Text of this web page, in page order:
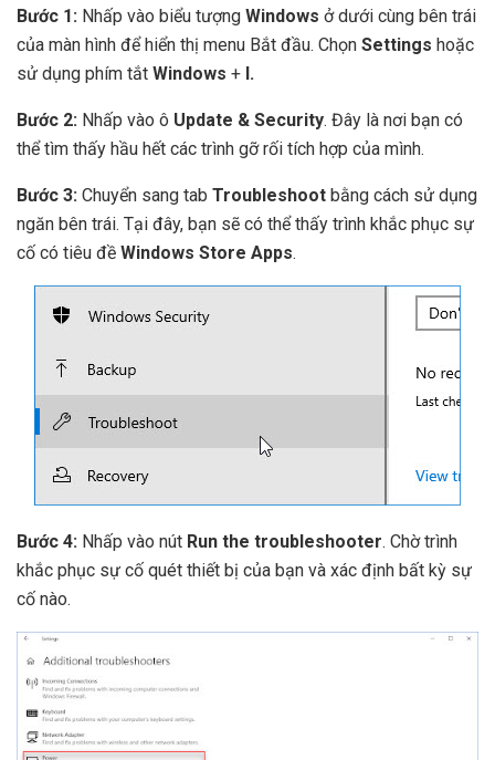
Bước 1: Nhấp vào biểu tượng Windows ở dưới cùng bên trái
của màn hình để hiển thị menu Bắt đầu. Chọn Settings hoặc
sử dụng phím tắt Windows + I.
Bước 2: Nhấp vào ô Update & Security. Đây là nơi bạn có
thể tìm thấy hầu hết các trình gỡ rối tích hợp của mình.
Bước 3: Chuyển sang tab Troubleshoot bằng cách sử dụng
ngăn bên trái. Tại đây, bạn sẽ có thể thấy trình khắc phục sự
cố có tiêu đề Windows Store Apps.
Bước 4: Nhấp vào nút Run the troubleshooter. Chờ trình
khắc phục sự cố quét thiết bị của bạn và xác định bất kỳ sự
cố nào.